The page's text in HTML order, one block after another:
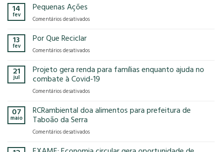
2025!
14
fev
Pequenas Ações
Comentários desativadosem
13
fev
Por Que Reciclar
Comentários desativadosem
Que
Reciclar
21
jul
Projeto gera renda para famílias enquanto ajuda no
combate à Covid-19
Comentários desativadosem
gera
famílias
ajuda
07
maio
RCRambiental doa alimentos para prefeitura de
Taboão da Serra
Comentários desativadosem
doa